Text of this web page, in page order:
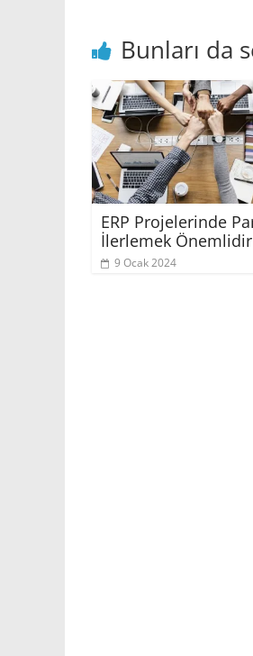
Bunları da
ERP Projelerinde
İlerlemek
9 Ocak 2024